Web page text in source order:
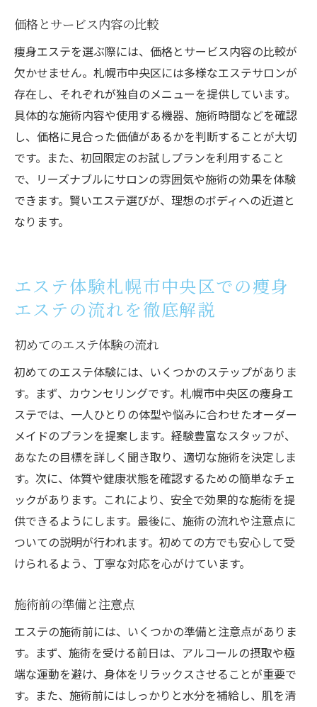
価格とサービス内容の比較
痩身エステを選ぶ際には、価格とサービス内容の比較が
欠かせません。札幌市中央区には多様なエステサロンが
存在し、それぞれが独自のメニューを提供しています。
具体的な施術内容や使用する機器、施術時間などを確認
し、価格に見合った価値があるかを判断することが大切
です。また、初回限定のお試しプランを利用すること
で、リーズナブルにサロンの雰囲気や施術の効果を体験
できます。賢いエステ選びが、理想のボディへの近道と
なります。
エステ体験札幌市中央区での痩身
エステの流れを徹底解説
初めてのエステ体験の流れ
初めてのエステ体験には、いくつかのステップがありま
す。まず、カウンセリングです。札幌市中央区の痩身エ
ステでは、一人ひとりの体型や悩みに合わせたオーダー
メイドのプランを提案します。経験豊富なスタッフが、
あなたの目標を詳しく聞き取り、適切な施術を決定しま
す。次に、体質や健康状態を確認するための簡単なチェ
ックがあります。これにより、安全で効果的な施術を提
供できるようにします。最後に、施術の流れや注意点に
ついての説明が行われます。初めての方でも安心して受
けられるよう、丁寧な対応を心がけています。
施術前の準備と注意点
エステの施術前には、いくつかの準備と注意点がありま
す。まず、施術を受ける前日は、アルコールの摂取や極
端な運動を避け、身体をリラックスさせることが重要で
す。また、施術前にはしっかりと水分を補給し、肌を清